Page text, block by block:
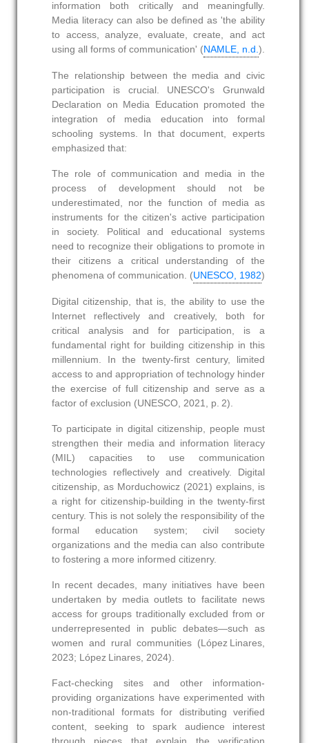
information both critically and meaningfully.
Media literacy can also be defined as 'the ability
to access, analyze, evaluate, create, and act
using all forms of communication' (NAMLE, n.d. ).
The relationship between the media and civic
participation is crucial. UNESCO's Grunwald
Declaration on Media Education promoted the
integration of media education into formal
schooling systems. In that document, experts
emphasized that:
The role of communication and media in the
process of development should not be
underestimated, nor the function of media as
instruments for the citizen's active participation
in society. Political and educational systems
need to recognize their obligations to promote in
their citizens a critical understanding of the
phenomena of communication. (UNESCO, 1982)
Digital citizenship, that is, the ability to use the
Internet reflectively and creatively, both for
critical analysis and for participation, is a
fundamental right for building citizenship in this
millennium. In the twenty‑first century, limited
access to and appropriation of technology hinder
the exercise of full citizenship and serve as a
factor of exclusion (UNESCO, 2021, p. 2).
To participate in digital citizenship, people must
strengthen their media and information literacy
(MIL) capacities to use communication
technologies reflectively and creatively. Digital
citizenship, as Morduchowicz (2021) explains, is
a right for citizenship‑building in the twenty‑first
century. This is not solely the responsibility of the
formal education system; civil society
organizations and the media can also contribute
to fostering a more informed citizenry.
In recent decades, many initiatives have been
undertaken by media outlets to facilitate news
access for groups traditionally excluded from or
underrepresented in public debates—such as
women and rural communities (López Linares,
2023; López Linares, 2024).
Fact-checking sites and other information-
providing organizations have experimented with
non-traditional formats for distributing verified
content, seeking to spark audience interest
through pieces that explain the verification